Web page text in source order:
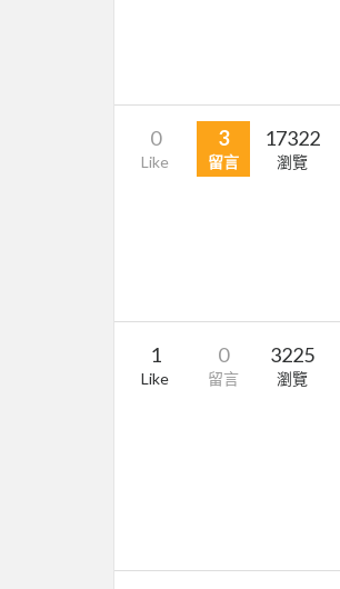
0
Like
3
留言
17322
瀏覽
1
Like
0
留言
3225
瀏覽